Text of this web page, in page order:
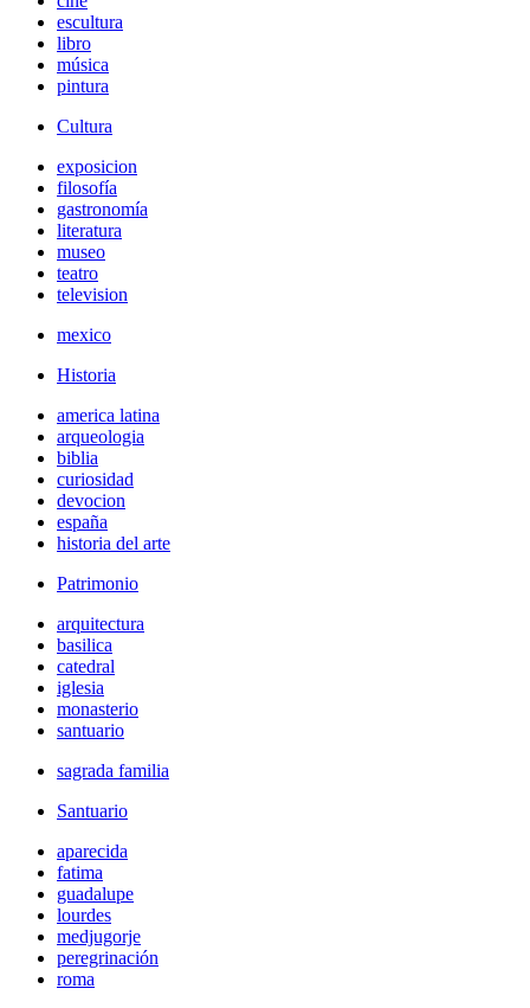
escultura
libro
música
pintura
Cultura
exposicion
filosofía
gastronomía
literatura
museo
teatro
television
mexico
Historia
america latina
arqueologia
biblia
curiosidad
devocion
españa
historia del arte
Patrimonio
arquitectura
basilica
catedral
iglesia
monasterio
santuario
sagrada familia
Santuario
aparecida
fatima
guadalupe
lourdes
medjugorje
peregrinación
roma